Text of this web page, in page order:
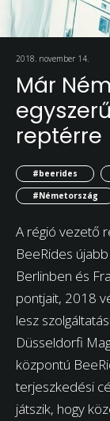
2018. november 14.
Már
reptérre
#beerides
#Németország
A régió vezető
BeeRides
Berlinben és
pontjait, 2018
lesz
Düsseldorfi
központú
terjeszkedési
játszik, hogy